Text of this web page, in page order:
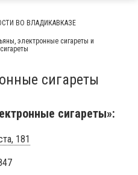
ВО ВЛАДИКАВКАЗЕ
электронные сигареты и
сигареты
сигареты»:
181